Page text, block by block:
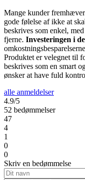
Mange kunder
gode følelse af ikke at
beskrives som enkel,
fjerne. Investeringen i
Produktet er velegnet til
beskrives som en smart
ønsker at have fuld
alle anmeldelser
4.9/5
52 bedømmelser
47
4
1
0
0
Skriv en bedømmelse